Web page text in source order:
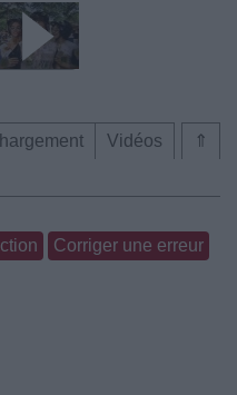
⇑
Vidéos
Corriger une erreur